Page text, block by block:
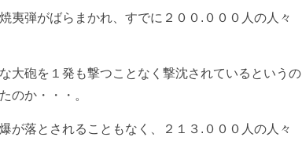
夷弾がばらまかれ、すでに２００.０００人の人々
大砲を１発も撃つことなく撃沈されているというの
のか・・・。
が落とされることもなく、２１３.０００人の人々